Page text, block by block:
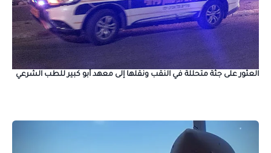
العثور على جثة متحللة في النقب ونقلها إلى معهد أبو كبير للطب الشرعي